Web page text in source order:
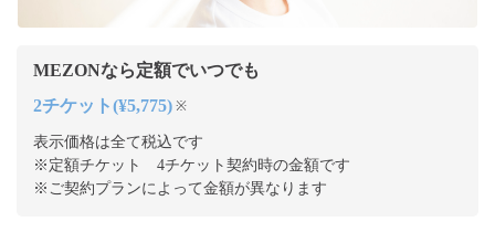
MEZONなら定額でいつでも
2チケット(¥5,775) ※
表示価格は全て税込です
※定額チケット 4チケット契約時の金額です
※ご契約プランによって金額が異なります